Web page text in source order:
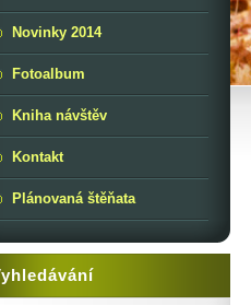
Novinky 2014
Fotoalbum
Kniha návštěv
Kontakt
Plánovaná štěňata